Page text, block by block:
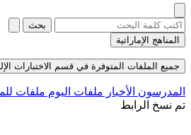
بحث
المناهج الإماراتية
جميع الملفات المتوفرة في قسم الاختبارات
المدرسون الأخبار ملفات اليوم ملفات
تم نسخ الرابط